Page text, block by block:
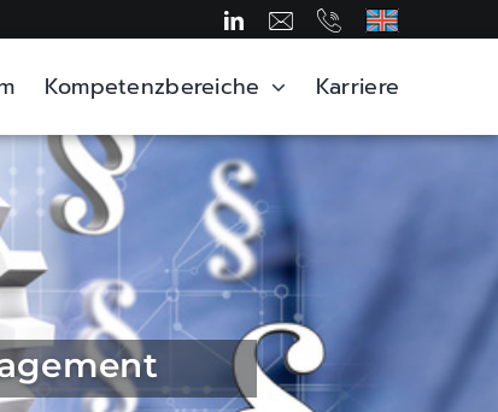
Kompetenzbereiche Karriere